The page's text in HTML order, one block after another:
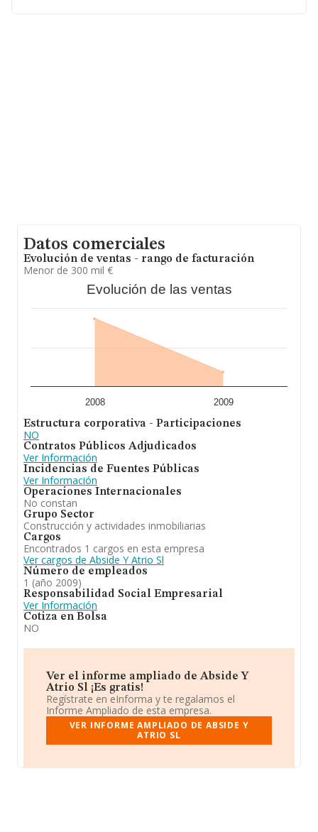
Datos comerciales
Evolución de ventas - rango de facturación
Menor de 300 mil €
Evolución de las ventas
2008 2009
Estructura corporativa - Participaciones
NO
Contratos Públicos Adjudicados
Ver Información
Incidencias de Fuentes Públicas
Ver Información
Operaciones Internacionales
No constan
Grupo Sector
Construcción y actividades inmobiliarias
Cargos
Encontrados 1 cargos en esta empresa
Ver cargos de Abside Y Atrio Sl
Número de empleados
1 (año 2009)
Responsabilidad Social Empresarial
Ver Información
Cotiza en Bolsa
NO
Ver el informe ampliado de Abside Y
Atrio Sl ¡Es gratis!
Regístrate en eInforma y te regalamos el
Informe Ampliado de esta empresa.
VER INFORME AMPLIADO DE ABSIDE Y
ATRIO SL